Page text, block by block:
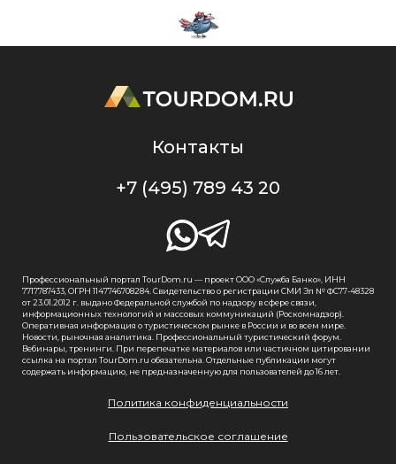
Контакты
+7 (495) 789 43 20
Профессиональный портал TourDom.ru — проект ООО «Служба Банко», ИНН
7717787433, ОГРН 1147746708284. Свидетельство о регистрации СМИ Эл № ФС77-48328
от 23.01.2012 г. выдано Федеральной службой по надзору в сфере связи,
информационных технологий и массовых коммуникаций (Роскомнадзор).
Оперативная информация о туристическом рынке в России и во всем мире.
Новости, рыночная аналитика. Профессиональный туристический форум.
Вебинары, тренинги. При перепечатке материалов или частичном цитировании
ссылка на портал TourDom.ru обязательна. Отдельные публикации могут
содержать информацию, не предназначенную для пользователей до 16 лет.
Политика конфиденциальности
Пользовательское соглашение